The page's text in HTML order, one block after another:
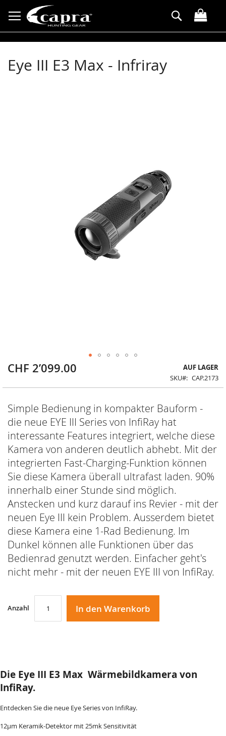
zum
Inhalt
Suche
Eye III E3 Max - Infriray
CHF 2’099.00
AUF LAGER
SKU
CAP.2173
Simple Bedienung in kompakter Bauform -
die neue EYE III Series von InfiRay hat
interessante Features integriert, welche diese
Kamera von anderen deutlich abhebt. Mit der
integrierten Fast-Charging-Funktion können
Sie diese Kamera überall ultrafast laden. 90%
innerhalb einer Stunde sind möglich.
Anstecken und kurz darauf ins Revier - mit der
neuen Eye III kein Problem. Ausserdem bietet
diese Kamera eine 1-Rad Bedienung. Im
Dunkel können alle Funktionen über das
Bedienrad genutzt werden. Einfacher geht's
nicht mehr - mit der neuen EYE III von InfiRay.
Anzahl In den Warenkorb
Zum
springen
Die Eye III E3 Max Wärmebildkamera von
InfiRay.
Entdecken Sie die neue Eye Series von InfiRay.
12µm Keramik-Detektor mit 25mk Sensitivität